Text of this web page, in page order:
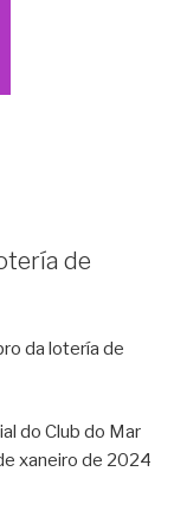
de
da lotería de
do Club do Mar
xaneiro de 2024